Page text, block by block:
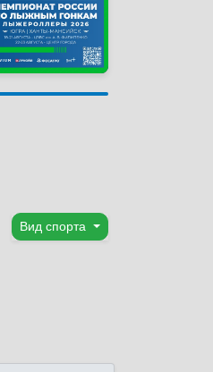
Вид спорта